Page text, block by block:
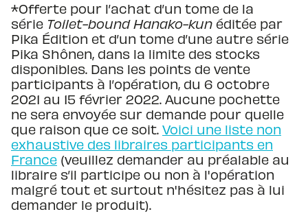
*Offerte pour l’achat d’un tome de la
série Toilet-bound Hanako-kun éditée par
Pika Édition et d’un tome d’une autre série
Pika Shônen, dans la limite des stocks
disponibles. Dans les points de vente
participants à l’opération, du 6 octobre
2021 au 15 février 2022. Aucune pochette
ne sera envoyée sur demande pour quelle
que raison que ce soit. Voici une liste non
exhaustive des libraires participants en
France (veuillez demander au préalable au
libraire s’il participe ou non à l'opération
malgré tout et surtout n'hésitez pas à lui
demander le produit).